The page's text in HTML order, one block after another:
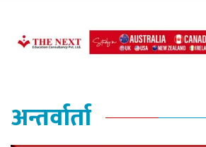
अन्तर्वार्ता